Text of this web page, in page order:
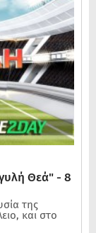
Θεά" - 8
της
και στο